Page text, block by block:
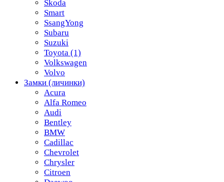
Skoda
Smart
SsangYong
Subaru
Suzuki
Toyota (1)
Volkswagen
Volvo
Замки (личинки)
Acura
Alfa Romeo
Audi
Bentley
BMW
Cadillac
Chevrolet
Chrysler
Citroen